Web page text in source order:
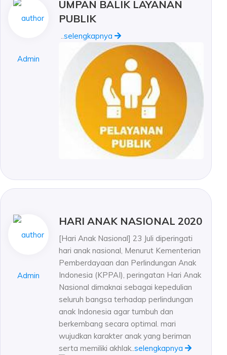
Admin
UMPAN BALIK LAYANAN
PUBLIK
..selengkapnya
Admin
HARI ANAK NASIONAL 2020
[Hari Anak Nasional] 23 Juli diperingati
hari anak nasional, Menurut Kementerian
Pemberdayaan dan Perlindungan Anak
Indonesia (KPPAI), peringatan Hari Anak
Nasional dimaknai sebagai kepedulian
seluruh bangsa terhadap perlindungan
anak Indonesia agar tumbuh dan
berkembang secara optimal. mari
wujudkan karakter anak yang beriman
serta memiliki akhlak..selengkapnya